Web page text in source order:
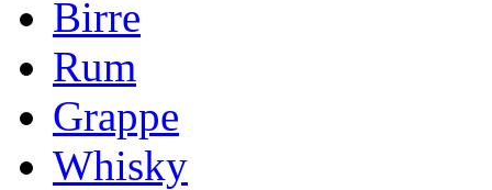
Birre
Rum
Grappe
Whisky